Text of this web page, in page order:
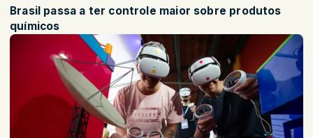
Brasil passa a ter controle maior sobre produtos
químicos